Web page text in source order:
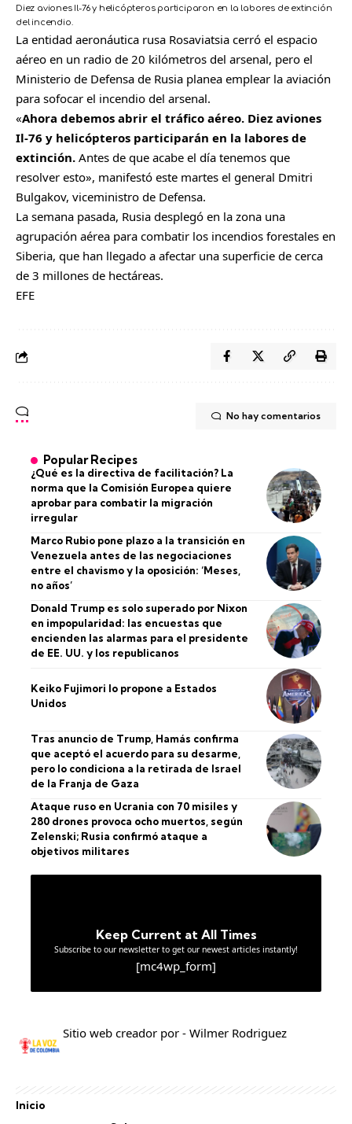
Diez aviones Il-76 y helicópteros participaron en la labores de extinción
del incendio.
La entidad aeronáutica rusa Rosaviatsia cerró el espacio
aéreo en un radio de 20 kilómetros del arsenal, pero el
Ministerio de Defensa de Rusia planea emplear la aviación
para sofocar el incendio del arsenal.
«Ahora debemos abrir el tráfico aéreo. Diez aviones
Il-76 y helicópteros participarán en la labores de
extinción. Antes de que acabe el día tenemos que
resolver esto», manifestó este martes el general Dmitri
Bulgakov, viceministro de Defensa.
La semana pasada, Rusia desplegó en la zona una
agrupación aérea para combatir los incendios forestales en
Siberia, que han llegado a afectar una superficie de cerca
de 3 millones de hectáreas.
EFE
No hay comentarios
Popular Recipes
¿Qué es la directiva de facilitación? La
norma que la Comisión Europea quiere
aprobar para combatir la migración
irregular
Marco Rubio pone plazo a la transición en
Venezuela antes de las negociaciones
entre el chavismo y la oposición: ‘Meses,
no años’
Donald Trump es solo superado por Nixon
en impopularidad: las encuestas que
encienden las alarmas para el presidente
de EE. UU. y los republicanos
Keiko Fujimori lo propone a Estados
Unidos
Tras anuncio de Trump, Hamás confirma
que aceptó el acuerdo para su desarme,
pero lo condiciona a la retirada de Israel
de la Franja de Gaza
Ataque ruso en Ucrania con 70 misiles y
280 drones provoca ocho muertos, según
Zelenski; Rusia confirmó ataque a
objetivos militares
Keep Current at All Times
Subscribe to our newsletter to get our newest articles instantly!
[mc4wp_form]
Sitio web creador por - Wilmer Rodriguez
Inicio